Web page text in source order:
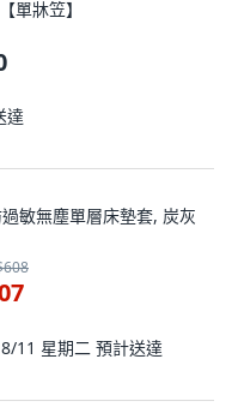
單牀笠】
達
敏無塵單層床墊套, 炭灰
8/11 星期二 預計送達